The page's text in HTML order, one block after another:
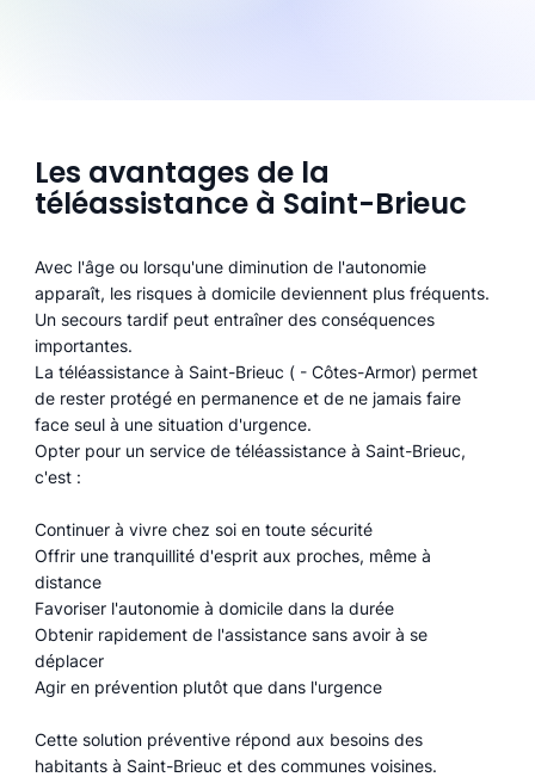
Les avantages de la
téléassistance à Saint-Brieuc
Avec l'âge ou lorsqu'une diminution de l'autonomie
apparaît, les risques à domicile deviennent plus fréquents.
Un secours tardif peut entraîner des conséquences
importantes.
La téléassistance à Saint-Brieuc ( - Côtes-Armor) permet
de rester protégé en permanence et de ne jamais faire
face seul à une situation d'urgence.
Opter pour un service de téléassistance à Saint-Brieuc,
c'est :
Continuer à vivre chez soi en toute sécurité
Offrir une tranquillité d'esprit aux proches, même à
distance
Favoriser l'autonomie à domicile dans la durée
Obtenir rapidement de l'assistance sans avoir à se
déplacer
Agir en prévention plutôt que dans l'urgence
Cette solution préventive répond aux besoins des
habitants à Saint-Brieuc et des communes voisines.